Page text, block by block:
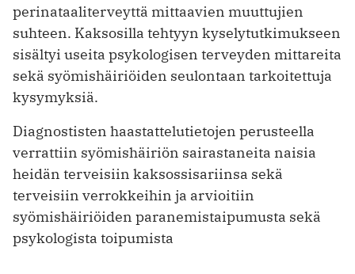
perinataaliterveyttä mittaavien muuttujien
suhteen. Kaksosilla tehtyyn kyselytutkimukseen
sisältyi useita psykologisen terveyden mittareita
sekä syömishäiriöiden seulontaan tarkoitettuja
kysymyksiä.
Diagnostisten haastattelutietojen perusteella
verrattiin syömishäiriön sairastaneita naisia
heidän terveisiin kaksossisariinsa sekä
terveisiin verrokkeihin ja arvioitiin
syömishäiriöiden paranemistaipumusta sekä
psykologista toipumista